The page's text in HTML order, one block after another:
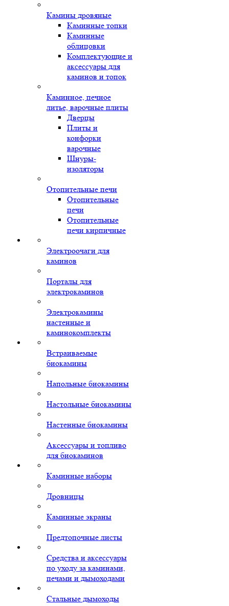
Камины дровяные
Каминные топки
Каминные
облицовки
Комплектующие и
аксессуары для
каминов и топок
Каминное, печное
литье, варочные плиты
Дверцы
Плиты и
конфорки
варочные
Шнуры-
изоляторы
Отопительные печи
Отопительные
печи
Отопительные
печи кирпичные
Электроочаги для
каминов
Порталы для
электрокаминов
Электрокамины
настенные и
каминокомплекты
Встраиваемые
биокамины
Напольные биокамины
Настольные биокамины
Настенные биокамины
Аксессуары и топливо
для биокаминов
Каминные наборы
Дровницы
Каминные экраны
Предтопочные листы
Средства и аксессуары
по уходу за каминами,
печами и дымоходами
Стальные дымоходы